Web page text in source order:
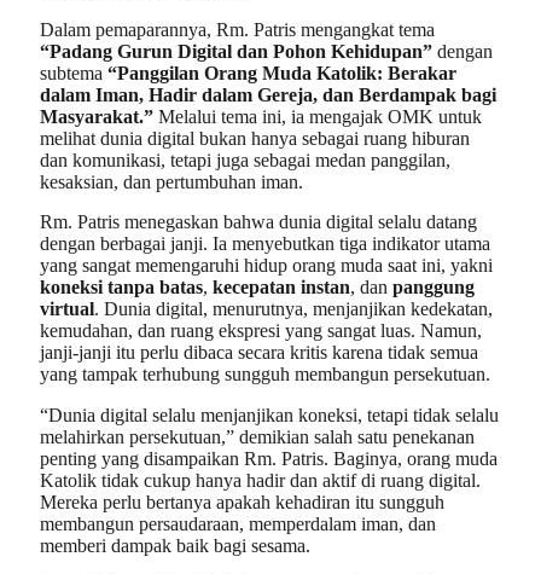
Dalam pemaparannya, Rm. Patris mengangkat tema
“Padang Gurun Digital dan Pohon Kehidupan” dengan
subtema “Panggilan Orang Muda Katolik: Berakar
dalam Iman, Hadir dalam Gereja, dan Berdampak bagi
Masyarakat.” Melalui tema ini, ia mengajak OMK untuk
melihat dunia digital bukan hanya sebagai ruang hiburan
dan komunikasi, tetapi juga sebagai medan panggilan,
kesaksian, dan pertumbuhan iman.
Rm. Patris menegaskan bahwa dunia digital selalu datang
dengan berbagai janji. Ia menyebutkan tiga indikator utama
yang sangat memengaruhi hidup orang muda saat ini, yakni
koneksi tanpa batas, kecepatan instan, dan panggung
virtual. Dunia digital, menurutnya, menjanjikan kedekatan,
kemudahan, dan ruang ekspresi yang sangat luas. Namun,
janji-janji itu perlu dibaca secara kritis karena tidak semua
yang tampak terhubung sungguh membangun persekutuan.
“Dunia digital selalu menjanjikan koneksi, tetapi tidak selalu
melahirkan persekutuan,” demikian salah satu penekanan
penting yang disampaikan Rm. Patris. Baginya, orang muda
Katolik tidak cukup hanya hadir dan aktif di ruang digital.
Mereka perlu bertanya apakah kehadiran itu sungguh
membangun persaudaraan, memperdalam iman, dan
memberi dampak baik bagi sesama.